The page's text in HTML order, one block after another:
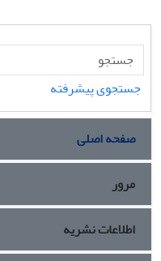
جستجوی پیشرفته
صفحه اصلی
مرور
اطلاعات نشریه